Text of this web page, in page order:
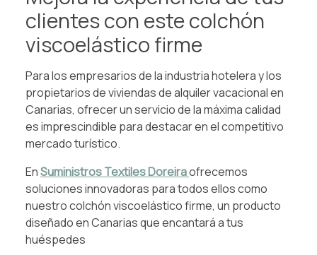
clientes con este colchón
viscoelástico firme
Para los empresarios de la industria hotelera y los
propietarios de viviendas de alquiler vacacional en
Canarias, ofrecer un servicio de la máxima calidad
es imprescindible para destacar en el competitivo
mercado turístico.
EnSuministros Textiles Doreiraofrecemos
soluciones innovadoras para todos ellos como
nuestro colchón viscoelástico firme, un producto
diseñado en Canarias que encantará a tus
huéspedes